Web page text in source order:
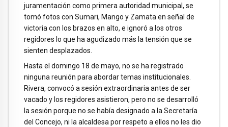
juramentación como primera autoridad municipal, se
tomó fotos con Sumari, Mango y Zamata en señal de
victoria con los brazos en alto, e ignoró a los otros
regidores lo que ha agudizado más la tensión que se
sienten desplazados.
Hasta el domingo 18 de mayo, no se ha registrado
ninguna reunión para abordar temas institucionales.
Rivera, convocó a sesión extraordinaria antes de ser
vacado y los regidores asistieron, pero no se desarrolló
la sesión porque no se había designado a la Secretaría
del Concejo, ni la alcaldesa por respeto a ellos no les dio